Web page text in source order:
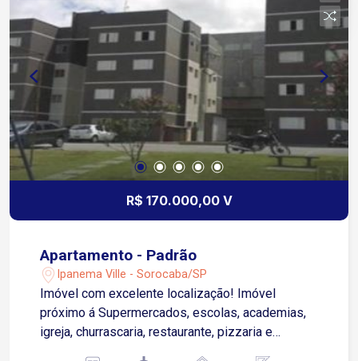
R$ 170.000,00 V
Apartamento - Padrão
Ipanema Ville - Sorocaba/SP
Imóvel com excelente localização! Imóvel
próximo á Supermercados, escolas, academias,
igreja, churrascaria, restaurante, pizzaria e